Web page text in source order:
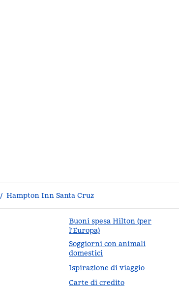
/ Hampton Inn Santa Cruz
Buoni spesa Hilton (per
l’Europa)
Soggiorni con animali
domestici
Ispirazione di viaggio
Carte di credito